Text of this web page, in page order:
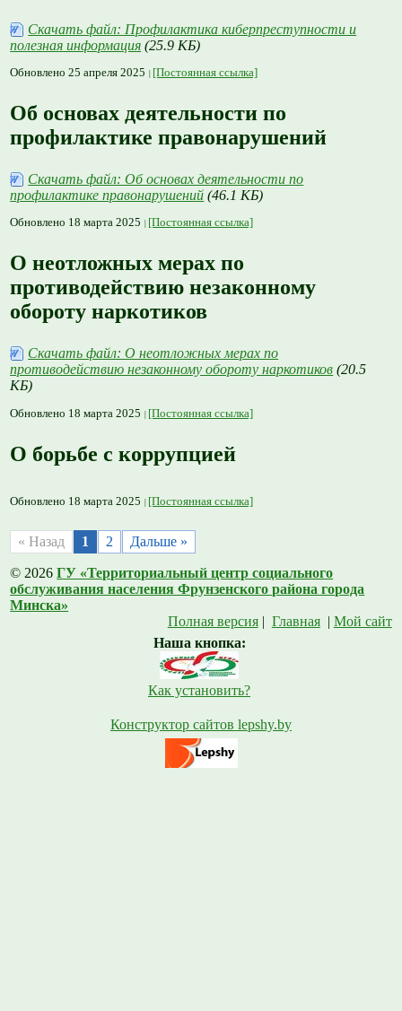
Скачать файл: Профилактика киберпреступности и
полезная информация (25.9 КБ)
Обновлено 25 апреля 2025 [Постоянная ссылка]
Об основах деятельности по
профилактике правонарушений
Скачать файл: Об основах деятельности по
профилактике правонарушений (46.1 КБ)
Обновлено 18 марта 2025 [Постоянная ссылка]
О неотложных мерах по
противодействию незаконному
обороту наркотиков
Скачать файл: О неотложных мерах по
противодействию незаконному обороту наркотиков (20.5
КБ)
Обновлено 18 марта 2025 [Постоянная ссылка]
О борьбе с коррупцией
Обновлено 18 марта 2025 [Постоянная ссылка]
« Назад 1 2 Дальше »
© 2026ГУ «Территориальный центр социального
обслуживания населения Фрунзенского района города
Минска»
Полная версия| Главная| Мой сайт
Наша кнопка:
Как установить?
Конструктор сайтов lepshy.by